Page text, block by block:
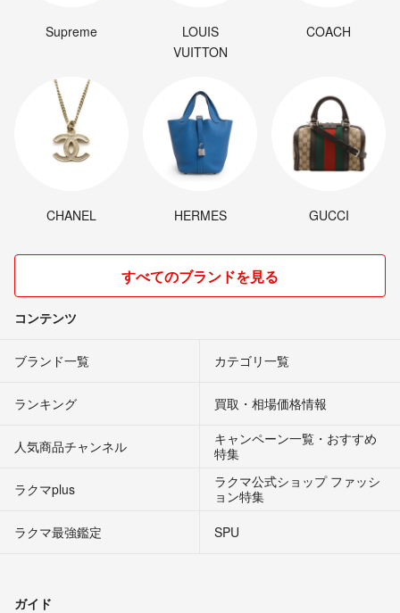
Supreme
LOUIS
VUITTON
COACH
CHANEL HERMES GUCCI
すべてのブランドを見る
コンテンツ
ブランド一覧 カテゴリ一覧
ランキング 買取・相場価格情報
人気商品チャンネル
キャンペーン一覧・おすすめ
特集
ラクマplus
ラクマ公式ショップ ファッシ
ョン特集
ラクマ最強鑑定
SPU
ガイド